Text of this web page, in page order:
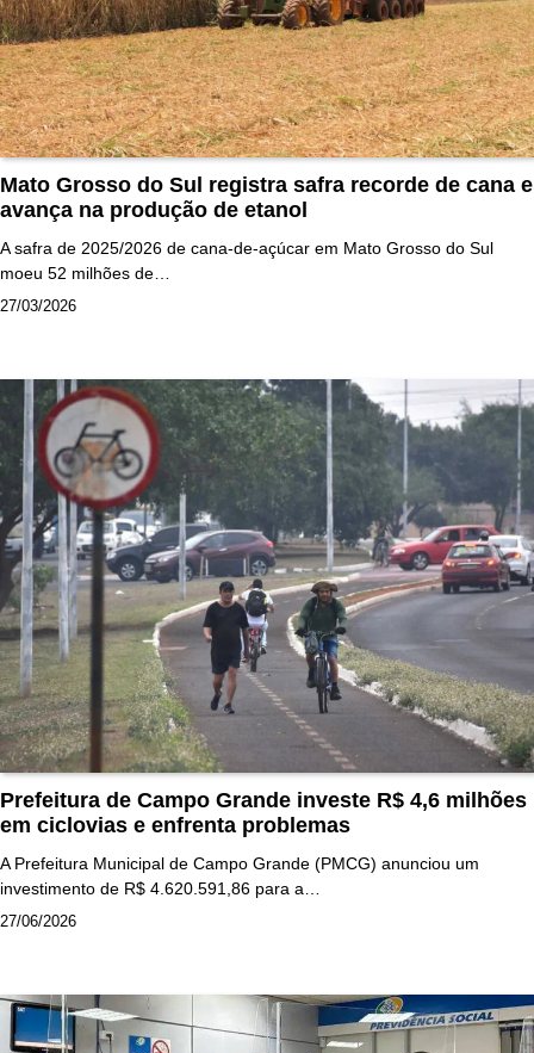
Mato Grosso do Sul registra safra recorde de cana e
avança na produção de etanol
A safra de 2025/2026 de cana-de-açúcar em Mato Grosso do Sul
moeu 52 milhões de…
27/03/2026
Prefeitura de Campo Grande investe R$ 4,6 milhões
em ciclovias e enfrenta problemas
A Prefeitura Municipal de Campo Grande (PMCG) anunciou um
investimento de R$ 4.620.591,86 para a…
27/06/2026